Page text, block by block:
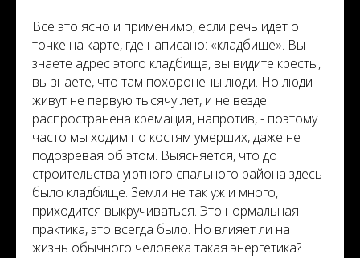
Все это ясно и применимо, если речь идет о
точке на карте, где написано: «кладбище». Вы
знаете адрес этого кладбища, вы видите кресты,
вы знаете, что там похоронены люди. Но люди
живут не первую тысячу лет, и не везде
распространена кремация, напротив, - поэтому
часто мы ходим по костям умерших, даже не
подозревая об этом. Выясняется, что до
строительства уютного спального района здесь
было кладбище. Земли не так уж и много,
приходится выкручиваться. Это нормальная
практика, это всегда было. Но влияет ли на
жизнь обычного человека такая энергетика?